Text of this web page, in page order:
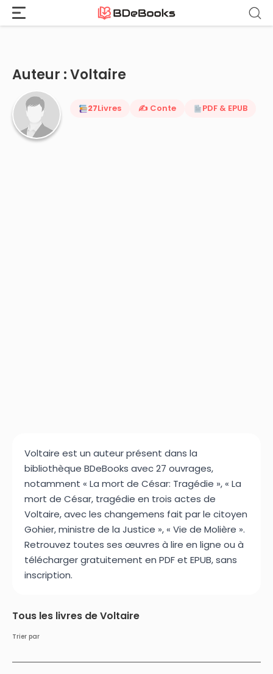
Accueil
Auteur : Voltaire
27Livres ✍️ Conte PDF & EPUB
Voltaire est un auteur présent dans la
bibliothèque BDeBooks avec 27 ouvrages,
notamment « La mort de César: Tragédie », « La
mort de César, tragédie en trois actes de
Voltaire, avec les changemens fait par le citoyen
Gohier, ministre de la Justice », « Vie de Molière ».
Retrouvez toutes ses œuvres à lire en ligne ou à
télécharger gratuitement en PDF et EPUB, sans
inscription.
Tous les livres de Voltaire
Trier par